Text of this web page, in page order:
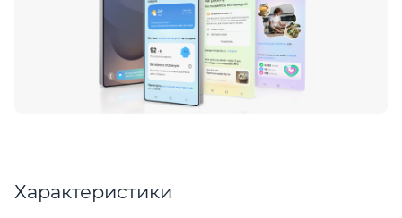
Характеристики